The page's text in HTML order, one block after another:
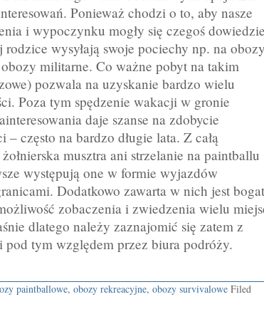
Ponieważ chodzi o to, aby nasze
i wypoczynku mogły się czegoś
wysyłają swoje pociechy np. na obozy
militarne. Co ważne pobyt na takim
pozwala na uzyskanie bardzo wielu
Poza tym spędzenie wakacji w gronie
daje szanse na zdobycie
często na bardzo długie lata. Z całą
musztra ani strzelanie na paintballu
występują one w formie wyjazdów
Dodatkowo zawarta w nich jest
zobaczenia i zwiedzenia wielu
dlatego należy zaznajomić się zatem z
tym względem przez biura podróży.
paintballowe, obozy rekreacyjne, obozy survivalowe Filed